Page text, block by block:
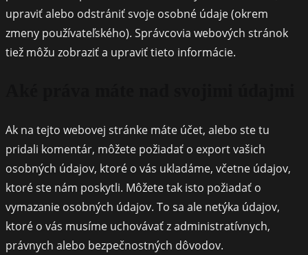
upraviť alebo odstrániť svoje osobné údaje (okrem
zmeny používateľského). Správcovia webových stránok
tiež môžu zobraziť a upraviť tieto informácie.
Ak na tejto webovej stránke máte účet, alebo ste tu
pridali komentár, môžete požiadať o export vašich
osobných údajov, ktoré o vás ukladáme, včetne údajov,
ktoré ste nám poskytli. Môžete tak isto požiadať o
vymazanie osobných údajov. To sa ale netýka údajov,
ktoré o vás musíme uchovávať z administratívnych,
právnych alebo bezpečnostných dôvodov.